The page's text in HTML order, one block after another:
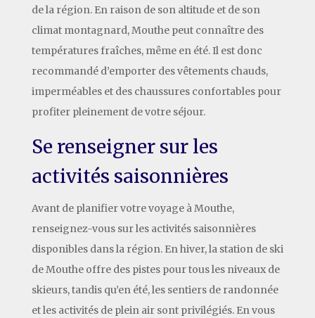
de la région. En raison de son altitude et de son
climat montagnard, Mouthe peut connaître des
températures fraîches, même en été. Il est donc
recommandé d’emporter des vêtements chauds,
imperméables et des chaussures confortables pour
profiter pleinement de votre séjour.
Se renseigner sur les
activités saisonnières
Avant de planifier votre voyage à Mouthe,
renseignez-vous sur les activités saisonnières
disponibles dans la région. En hiver, la station de ski
de Mouthe offre des pistes pour tous les niveaux de
skieurs, tandis qu’en été, les sentiers de randonnée
et les activités de plein air sont privilégiés. En vous